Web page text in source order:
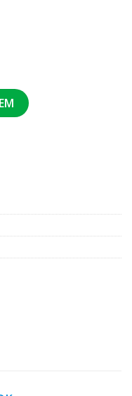
1000 db/doboz